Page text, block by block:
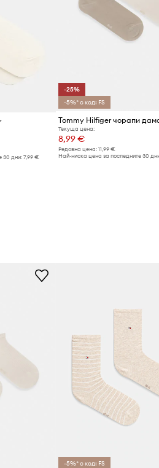
30 дни: 7,99 €
-25%
-5%* с код: FS
Текуща цена:
8,99 €
Редовна цена:11,99 €
Най-ниска цена за последните 30
-5%* с код: FS